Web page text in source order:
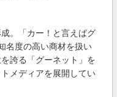
。「カー！と言えばグ
名度の高い商材を扱い
誇る「グーネット」を
メディアを展開してい